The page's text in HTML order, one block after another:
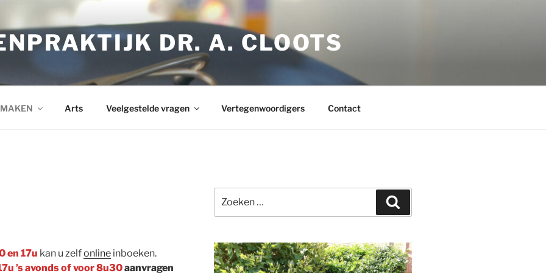
DR. A. CLOOTS
Arts Veelgestelde vragen Vertegenwoordigers Contact
en 17u kan u zelfonline inboeken.
’s avonds of voor 8u30aanvragen
naar: